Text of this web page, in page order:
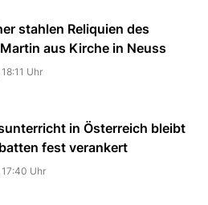
stahlen Reliquien des
aus Kirche in Neuss
Uhr
in Österreich bleibt
fest verankert
Uhr